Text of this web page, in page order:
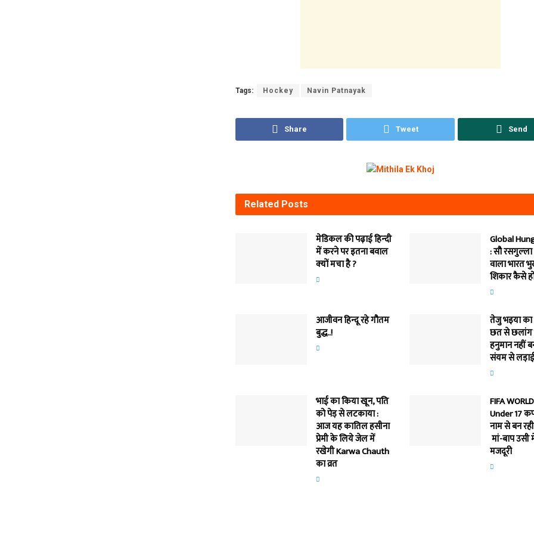
Tags: Hockey Navin Patnayak
Share Tweet Send
RelatedPosts
मेडिकल की पढ़ाई हिन्‍दी
में करने पर इतना बवाल
क्‍यों मचा है ?
Global
: सौ
वाला भारत
शिकार कैसे
आजीवन हिन्दू रहे गौतम
बुद्ध..!
तेजु भइया
छत से छलांग
हनुमान नहीं
संयम से
भाई का किया खून, पति
को पेड़ से लटकाया :
आज यह कातिल हसीना
प्रेमी के लिये जेल में
रखेगी Karwa Chauth
का व्रत
FIFA
Under 17
नाम से बन
मां-बाप
मजदूरी